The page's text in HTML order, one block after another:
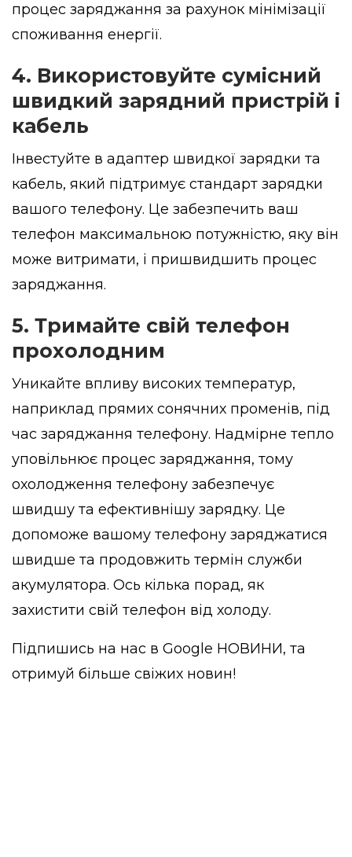
процес заряджання за рахунок мінімізації
споживання енергії.
4. Використовуйте сумісний
швидкий зарядний пристрій і
кабель
Інвестуйте в адаптер швидкої зарядки та
кабель, який підтримує стандарт зарядки
вашого телефону. Це забезпечить ваш
телефон максимальною потужністю, яку він
може витримати, і пришвидшить процес
заряджання.
5. Тримайте свій телефон
прохолодним
Уникайте впливу високих температур,
наприклад прямих сонячних променів, під
час заряджання телефону. Надмірне тепло
уповільнює процес заряджання, тому
охолодження телефону забезпечує
швидшу та ефективнішу зарядку. Це
допоможе вашому телефону заряджатися
швидше та продовжить термін служби
акумулятора. Ось кілька порад, як
захистити свій телефон від холоду.
Підпишись на нас в Google НОВИНИ, та
отримуй більше свіжих новин!